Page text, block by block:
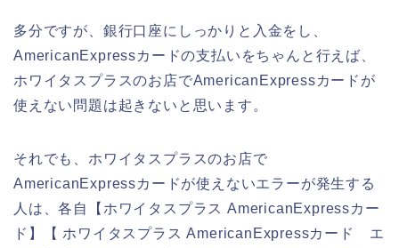
多分ですが、銀行口座にしっかりと入金をし、
AmericanExpressカードの支払いをちゃんと行えば、
ホワイタスプラスのお店でAmericanExpressカードが
使えない問題は起きないと思います。
それでも、ホワイタスプラスのお店で
AmericanExpressカードが使えないエラーが発生する
人は、各自【ホワイタスプラス AmericanExpressカー
ド】【 ホワイタスプラス AmericanExpressカード エ